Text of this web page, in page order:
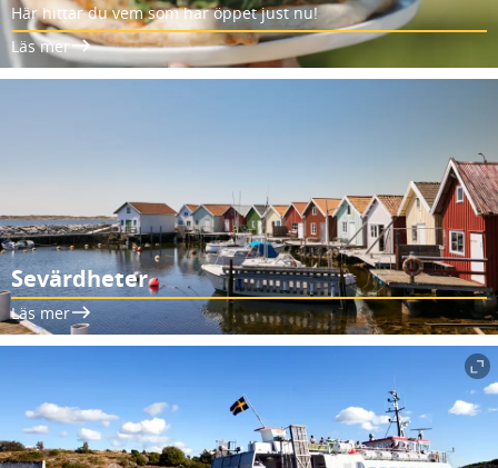
Här hittar du vem som har öppet just nu!
Läs mer
Sevärdheter
Läs mer